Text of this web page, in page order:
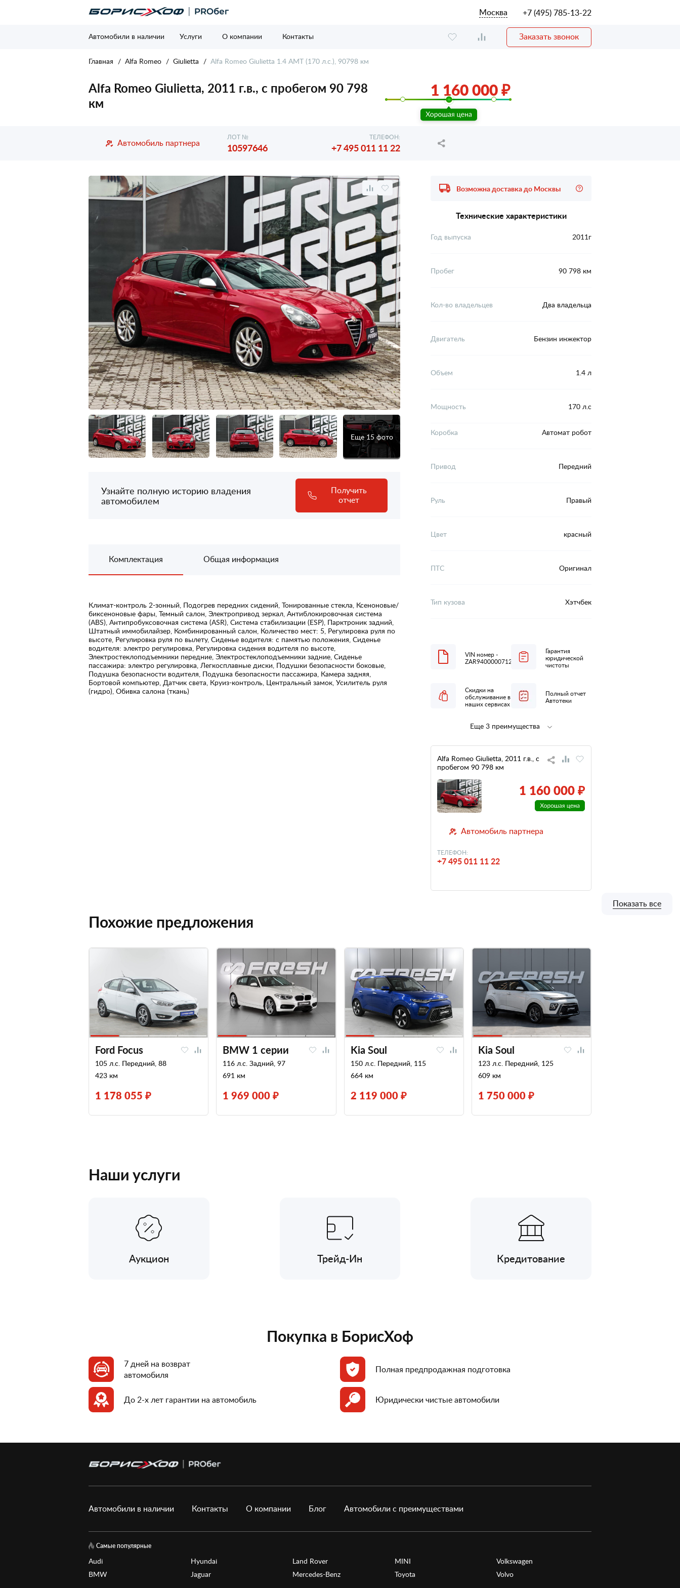
Москва +7 (495) 785-13-22
Автомобили в наличии Услуги О компании Контакты Заказать звонок
Главная Alfa Romeo Giulietta Alfa Romeo Giulietta 1.4 AMT (170 л.с.), 90798 км
Alfa Romeo Giulietta, 2011 г.в., с пробегом 90 798
км
1 160 000 ₽
Автомобиль партнера
ЛОТ №
10597646
ТЕЛЕФОН:
+7 495 011 11 22
Еще 15 фото
Узнайте полную историю владения
автомобилем
Получить
отчет
Комплектация Общая информация
Климат-контроль 2-зонный, Подогрев передних сидений, Тонированные стекла, Ксеноновые/
биксеноновые фары, Темный салон, Электропривод зеркал, Антиблокировочная система
(ABS), Антипробуксовочная система (ASR), Система стабилизации (ESP), Парктроник задний,
Штатный иммобилайзер, Комбинированный салон, Количество мест: 5, Регулировка руля по
высоте, Регулировка руля по вылету, Сиденье водителя: с памятью положения, Сиденье
водителя: электро регулировка, Регулировка сидения водителя по высоте,
Электростеклоподъемники передние, Электростеклоподъемники задние, Сиденье
пассажира: электро регулировка, Легкосплавные диски, Подушки безопасности боковые,
Подушка безопасности водителя, Подушка безопасности пассажира, Камера задняя,
Бортовой компьютер, Датчик света, Круиз-контроль, Центральный замок, Усилитель руля
(гидро), Обивка салона (ткань)
Возможна доставка до Москвы
Технические характеристики
Год выпуска 2011г
Пробег 90 798 км
Кол-во владельцев Два владельца
Двигатель Бензин инжектор
Объем 1.4 л
Мощность 170 л.с
Коробка Автомат робот
Привод Передний
Руль Правый
Цвет красный
ПТС Оригинал
Тип кузова Хэтчбек
VIN номер -
ZAR94000007124798
Гарантия
юридической
чистоты
Скидки на
обслуживание в
наших сервисах
Полный отчет
Автотеки
Полная
низкий
налог
Еще 3 преимущества
Alfa Romeo Giulietta, 2011 г.в., с
пробегом 90 798 км
1 160 000 ₽
Автомобиль партнера
ТЕЛЕФОН:
+7 495 011 11 22
Похожие предложения
Ford Focus
105 л.с. Передний, 88
423 км
1 178 055 ₽
BMW 1 серии
116 л.с. Задний, 97
691 км
1 969 000 ₽
Kia Soul
150 л.с. Передний, 115
664 км
2 119 000 ₽
Kia Soul
123 л.с. Передний, 125
609 км
1 750 000 ₽
Показать все
Наши услуги
Аукцион Трейд-Ин Кредитование
Покупка в БорисХоф
7 дней на возврат
автомобиля
Полная предпродажная подготовка
До 2-х лет гарантии на автомобиль Юридически чистые автомобили
Автомобили в наличии Контакты О компании Блог Автомобили с преимуществами
Самые популярные
Audi
BMW
Hyundai
Jaguar
Land Rover
Mercedes-Benz
MINI
Toyota
Volkswagen
Volvo